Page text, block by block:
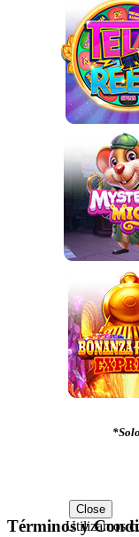
Términos y
Close
Utilizamos